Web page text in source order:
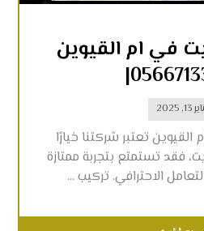
في ام القيوين
13, 2025
تعتبر شركتنا خيارًا
فقد تستمتع بتجربة ممتازة
الاحترافي. تركيب ...